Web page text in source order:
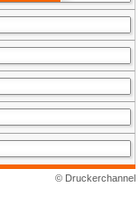
© Druckerchannel